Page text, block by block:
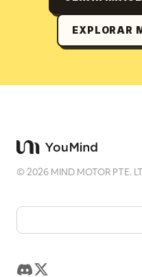
EXPLORAR
©2026 MIND MOTOR PTE.